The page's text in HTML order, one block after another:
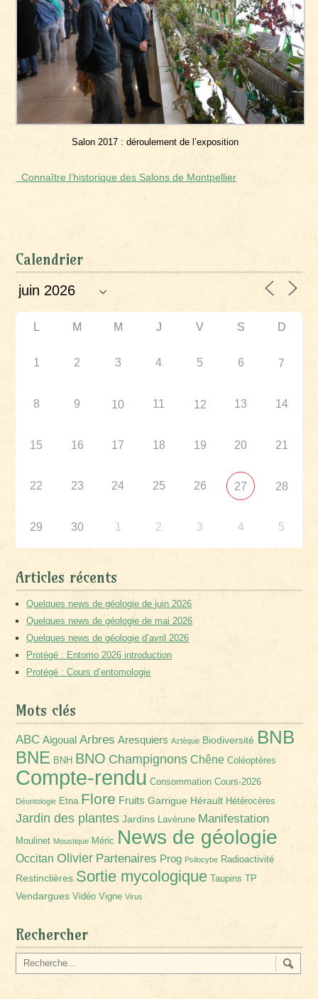
Salon 2017 : déroulement de l’exposition
Connaître l’historique des Salons de Montpellier
Calendrier
L M M J V S D
1 2 3 4 5 6 7
8 9 10 11 12 13 14
15 16 17 18 19 20 21
22 23 24 25 26 27 28
29 30 1 2 3 4 5
Articles récents
Quelques news de géologie de juin 2026
Quelques news de géologie de mai 2026
Quelques news de géologie d’avril 2026
Protégé : Entomo 2026 introduction
Protégé : Cours d’entomologie
Mots clés
ABC Aigoual Arbres Aresquiers Aztèque Biodiversité BNB
BNE BNH BNO Champignons Chêne Coléoptères
Compte-rendu Consommation Cours-2026
Déontologie Etna Flore Fruits Garrigue Hérault Hétérocères
Jardin des plantes Jardins Lavérune Manifestation
Moulinet Moustique Méric News de géologie
Occitan Olivier Partenaires Prog Psilocybe Radioactivité
Restinclières Sortie mycologique Taupins TP
Vendargues Vidéo Vigne Virus
Rechercher